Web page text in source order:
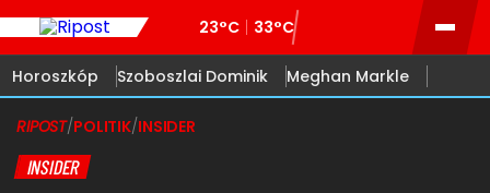
23°C 33°C
Horoszkóp Szoboszlai Dominik Meghan Markle
RIPOST/POLITIK/INSIDER
INSIDER